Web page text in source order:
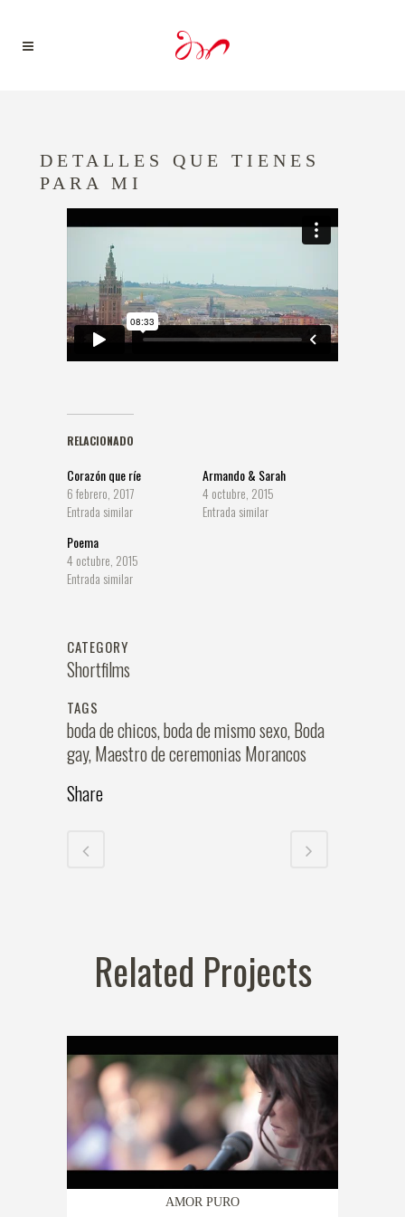
DETALLES QUE TIENES
PARA MI
RELACIONADO
Corazón que ríe
6 febrero, 2017
Entrada similar
Armando & Sarah
4 octubre, 2015
Entrada similar
Poema
4 octubre, 2015
Entrada similar
CATEGORY
Shortfilms
TAGS
boda de chicos, boda de mismo sexo, Boda
gay, Maestro de ceremonias Morancos
Share
Related Projects
AMOR PURO